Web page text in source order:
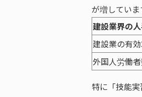
が増していま
建設業界の
建設業の有
外国人労働
特に「技能